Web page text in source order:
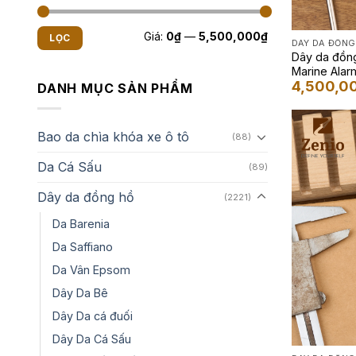
Giá
thiểu
Giá
đa
LỌC Giá: 0₫ — 5,500,000₫
DANH MỤC SẢN PHẨM
Bao da chìa khóa xe ô tô (88)
Da Cá Sấu (89)
Dây da đồng hồ (2221)
Da Barenia
Da Saffiano
Da Vân Epsom
Dây Da Bê
Dây Da cá đuối
Dây Da Cá Sấu
DÂY DA
Dây da
Marine
Màu Camo